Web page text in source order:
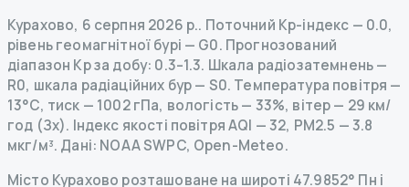
Курахово, 6 серпня 2026 р.. Поточний Kp-індекс — 0.0,
рівень геомагнітної бурі — G0. Прогнозований
діапазон Kp за добу: 0.3–1.3. Шкала радіозатемнень—
R0, шкала радіаційних бур— S0. Температура повітря —
13°C, тиск — 1002 гПа, вологість — 33%, вітер — 29 км/
год (Зх). Індекс якості повітря AQI — 32, PM2.5 — 3.8
мкг/м³. Дані: NOAA SWPC, Open-Meteo.
Місто Курахово розташоване на широті 47.9852° Пн і